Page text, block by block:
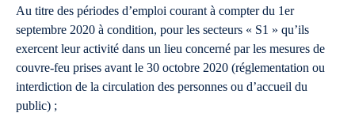
Au titre des périodes d’emploi courant à compter du 1er
septembre 2020 à condition, pour les secteurs « S1 » qu’ils
exercent leur activité dans un lieu concerné par les mesures de
couvre-feu prises avant le 30 octobre 2020 (réglementation ou
interdiction de la circulation des personnes ou d’accueil du
public) ;